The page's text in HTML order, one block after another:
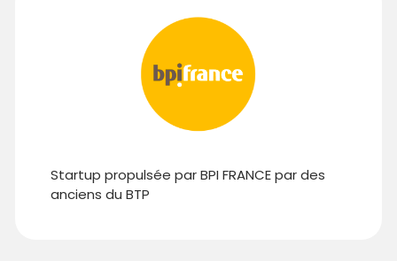
Startup propulsée par BPI FRANCE par des
anciens du BTP